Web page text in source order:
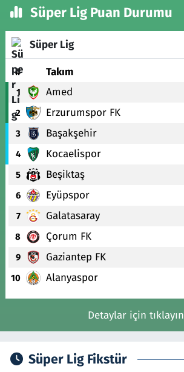
Süper Lig Puan Durumu
Süper Lig
# Takım
1 Amed
2 Erzurumspor FK
3 Başakşehir
4 Kocaelispor
5 Beşiktaş
6 Eyüpspor
7 Galatasaray
8 Çorum FK
9 Gaziantep FK
10 Alanyaspor
Detaylar için tıklayın
Süper Lig Fikstür